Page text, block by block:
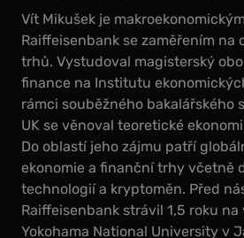
Vít Mikušek je
Raiffeisenbank se zaměřením na
trhů. Vystudoval magisterský
finance na Institutu
rámci souběžného bakalářského
UK se věnoval teoretické
Do oblastí jeho zájmu patří
ekonomie a finanční trhy včetně
technologií a kryptoměn. Před
Raiffeisenbank strávil 1,5 roku
Yokohama National University v